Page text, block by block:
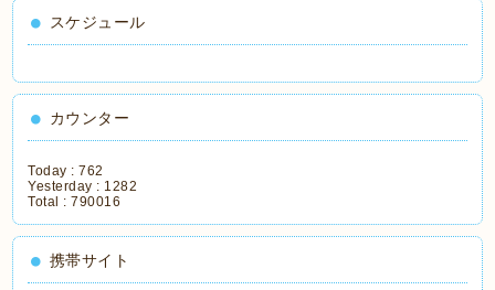
スケジュール
カウンター
Today :762
Yesterday : 1282
Total :790016
携帯サイト